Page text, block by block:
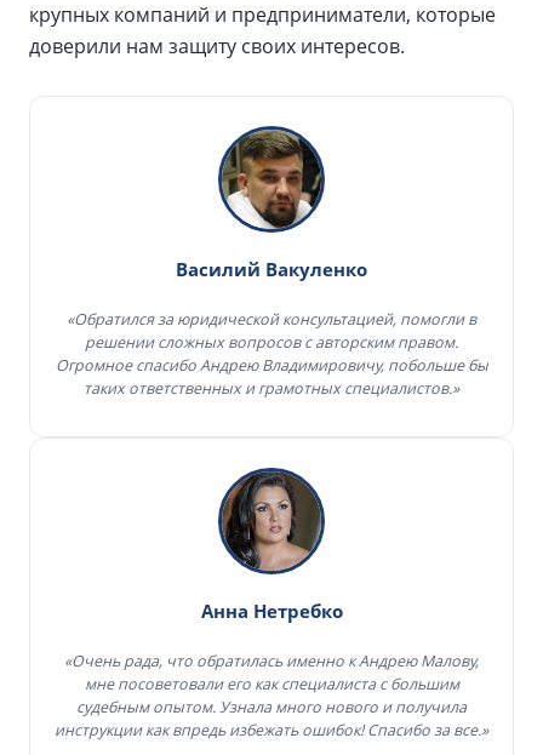
крупных компаний и предприниматели, которые
доверили нам защиту своих интересов.
Василий Вакуленко
«Обратился за юридической консультацией, помогли в
решении сложных вопросов с авторским правом.
Огромное спасибо Андрею Владимировичу, побольше бы
таких ответственных и грамотных специалистов.»
Анна Нетребко
«Очень рада, что обратилась именно к Андрею Малову,
мне посоветовали его как специалиста с большим
судебным опытом. Узнала много нового и получила
инструкции как впредь избежать ошибок! Спасибо за все.»